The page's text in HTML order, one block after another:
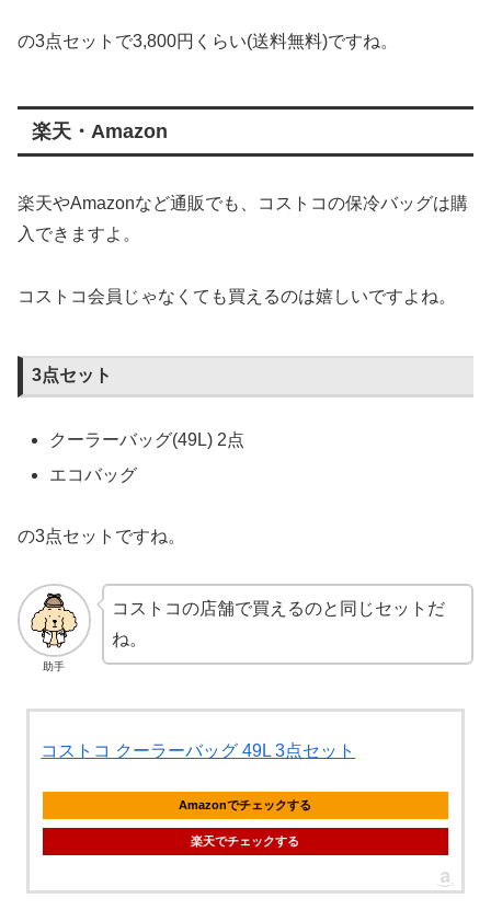
の3点セットで3,800円くらい(送料無料)ですね。
楽天・Amazon
楽天やAmazonなど通販でも、コストコの保冷バッグは購
入できますよ。
コストコ会員じゃなくても買えるのは嬉しいですよね。
3点セット
クーラーバッグ(49L) 2点
エコバッグ
の3点セットですね。
助手
コストコの店舗で買えるのと同じセットだ
ね。
コストコ クーラーバッグ 49L 3点セット
Amazonでチェックする
楽天でチェックする